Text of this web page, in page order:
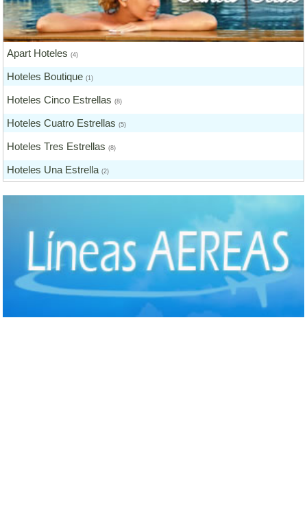
Churrasquerías (28)
Comida Árabe(3)
Comida Brasilera
Comida Coreana(1)
Comida Española(2)
Comida Francesa(6)
Comida Fusión(3)
Comida Gourmet(3)
Comida Hindú(1)
Comida Italiana (6)
Comida Japonesa(7)
Comida Mexicana(1)
Apart Hoteles(4)
Hoteles Boutique(1)
Hoteles Cinco Estrellas(8)
Hoteles Cuatro Estrellas(5)
Hoteles Tres Estrellas(8)
Hoteles Una Estrella(2)
Otros Hoteles(1)